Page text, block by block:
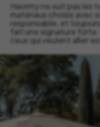
Haormy ne suit pas les
matériaux choisis avec
responsable, et
fait une signature
ceux qui veulent allier